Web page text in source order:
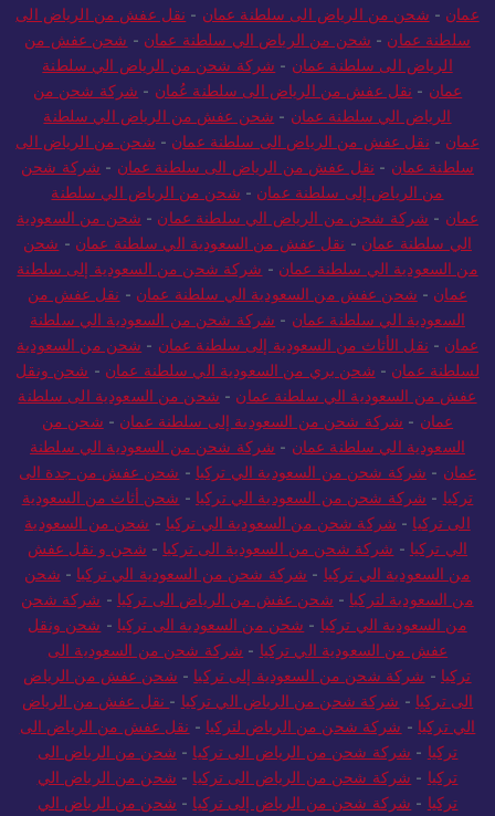
عمان - شحن من الرياض الى سلطنة عمان - نقل عفش من الرياض الى
سلطنة عمان - شحن من الرياض الي سلطنة عمان - شحن عفش من
الرياض الى سلطنة عمان - شركة شحن من الرياض الي سلطنة
عمان - نقل عفش من الرياض الى سلطنة عُمان - شركة شحن من
الرياض الي سلطنة عمان - شحن عفش من الرياض الي سلطنة
عمان - نقل عفش من الرياض الى سلطنة عمان - شحن من الرياض الى
سلطنة عمان - نقل عفش من الرياض الى سلطنة عمان - شركة شحن
من الرياض إلى سلطنة عمان - شحن من الرياض الي سلطنة
عمان - شركة شحن من الرياض الي سلطنة عمان - شحن من السعودية
الي سلطنة عمان - نقل عفش من السعودية الي سلطنة عمان - شحن
من السعودية الي سلطنة عمان - شركة شحن من السعودية إلى سلطنة
عمان - شحن عفش من السعودية الي سلطنة عمان - نقل عفش من
السعودية الي سلطنة عمان - شركة شحن من السعودية الي سلطنة
عمان - نقل الأثاث من السعودية إلى سلطنة عمان - شحن من السعودية
لسلطنة عمان - شحن بري من السعودية الي سلطنة عمان - شحن ونقل
عفش من السعودية الي سلطنة عمان - شحن من السعودية الى سلطنة
عمان - شركة شحن من السعودية إلى سلطنة عمان - شحن من
السعودية الي سلطنة عمان - شركة شحن من السعودية الي سلطنة
عمان - شركة شحن من السعودية الي تركيا - شحن عفش من جدة الى
تركيا - شركة شحن من السعودية الي تركيا - شحن أثاث من السعودية
الى تركيا - شركة شحن من السعودية الي تركيا - شحن من السعودية
الي تركيا - شركة شحن من السعودية الى تركيا - شحن و نقل عفش
من السعودية الي تركيا - شركة شحن من السعودية الي تركيا - شحن
من السعودية لتركيا - شحن عفش من الرياض الى تركيا - شركة شحن
من السعودية الي تركيا - شحن من السعودية الى تركيا - شحن ونقل
عفش من السعودية الي تركيا - شركة شحن من السعودية الى
تركيا - شركة شحن من السعودية إلى تركيا - شحن عفش من الرياض
الى تركيا - شركة شحن من الرياض الي تركيا - نقل عفش من الرياض
الي تركيا - شركة شحن من الرياض لتركيا - نقل عفش من الرياض الى
تركيا - شركة شحن من الرياض الى تركيا - شحن من الرياض الى
تركيا - شركة شحن من الرياض الى تركيا - شحن من الرياض الي
تركيا - شركة شحن من الرياض إلى تركيا - شحن من الرياض الي